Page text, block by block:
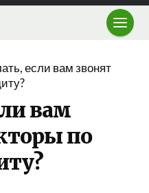
если вам звонят
вам
по